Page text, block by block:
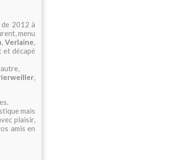
2012 à
menu
,Verlaine,
et décapé
,
mais
plaisir,
amis en